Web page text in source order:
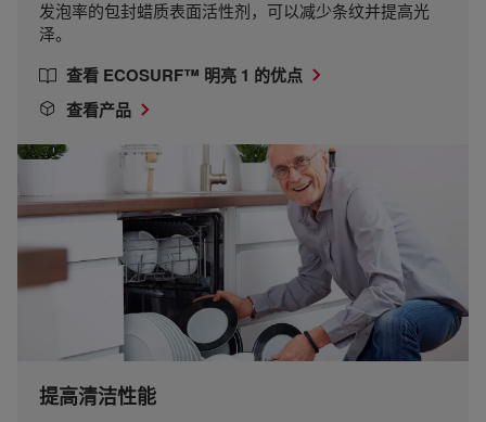
发泡率的包封蜡质表面活性剂，可以减少条纹并提高光
泽。
查看 ECOSURF™ 明亮 1 的优点
查看产品
提高清洁性能